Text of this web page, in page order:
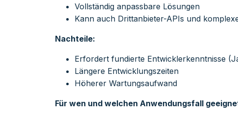
Vollständig anpassbare Lösungen
Kann auch Drittanbieter-APIs und
Nachteile:
Erfordert fundierte Entwicklerkenntnisse
Längere Entwicklungszeiten
Höherer Wartungsaufwand
Für wen und welchen Anwendungsfall